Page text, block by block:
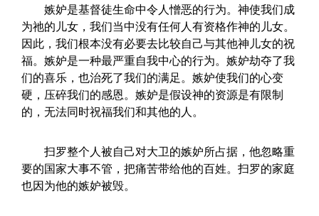
嫉妒是基督徒生命中令人憎恶的行为。神使我们成
为祂的儿女，我们当中没有任何人有资格作神的儿女。
因此，我们根本没有必要去比较自己与其他神儿女的祝
福。嫉妒是一种最严重自我中心的行为。嫉妒劫夺了我
们的喜乐，也治死了我们的满足。嫉妒使我们的心变
硬，压碎我们的感恩。嫉妒是假设神的资源是有限制
的，无法同时祝福我们和其他的人。
扫罗整个人被自己对大卫的嫉妒所占据，他忽略重
要的国家大事不管，把痛苦带给他的百姓。扫罗的家庭
也因为他的嫉妒被毁。